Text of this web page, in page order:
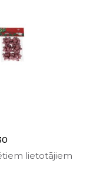
lietotājiem